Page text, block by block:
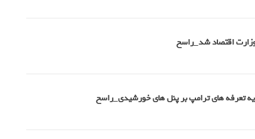
اقتصاد شد_راسخ
تعرفه های ترامپ بر پنل های خورشیدی_راسخ